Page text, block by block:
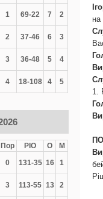
1 69-22 7
2
2 37-46 6
3
3 36-48 5
4
4 18-108 4 5
Пор РІО О
М
0 131-35 16
1
3 113-55 13
2
на
1.